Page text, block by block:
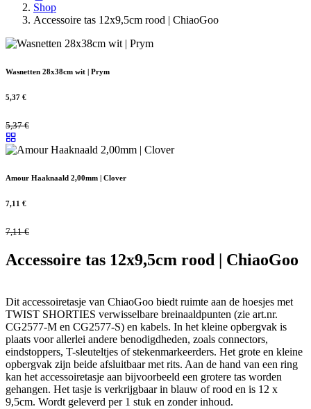
Shop
Accessoire tas 12x9,5cm rood | ChiaoGoo
Wasnetten 28x38cm wit | Prym
5,37 €
5,37€
Amour Haaknaald 2,00mm | Clover
7,11 €
7,11€
Accessoire tas 12x9,5cm rood | ChiaoGoo
Dit accessoiretasje van ChiaoGoo biedt ruimte aan de hoesjes met
TWIST SHORTIES verwisselbare breinaaldpunten (zie art.nr.
CG2577-M en CG2577-S) en kabels. In het kleine opbergvak is
plaats voor allerlei andere benodigdheden, zoals connectors,
eindstoppers, T-sleuteltjes of stekenmarkeerders. Het grote en kleine
opbergvak zijn beide afsluitbaar met rits. Aan de hand van een ring
kan het accessoiretasje aan bijvoorbeeld een grotere tas worden
gehangen. Het tasje is verkrijgbaar in blauw of rood en is 12 x
9,5cm. Wordt geleverd per 1 stuk en zonder inhoud.